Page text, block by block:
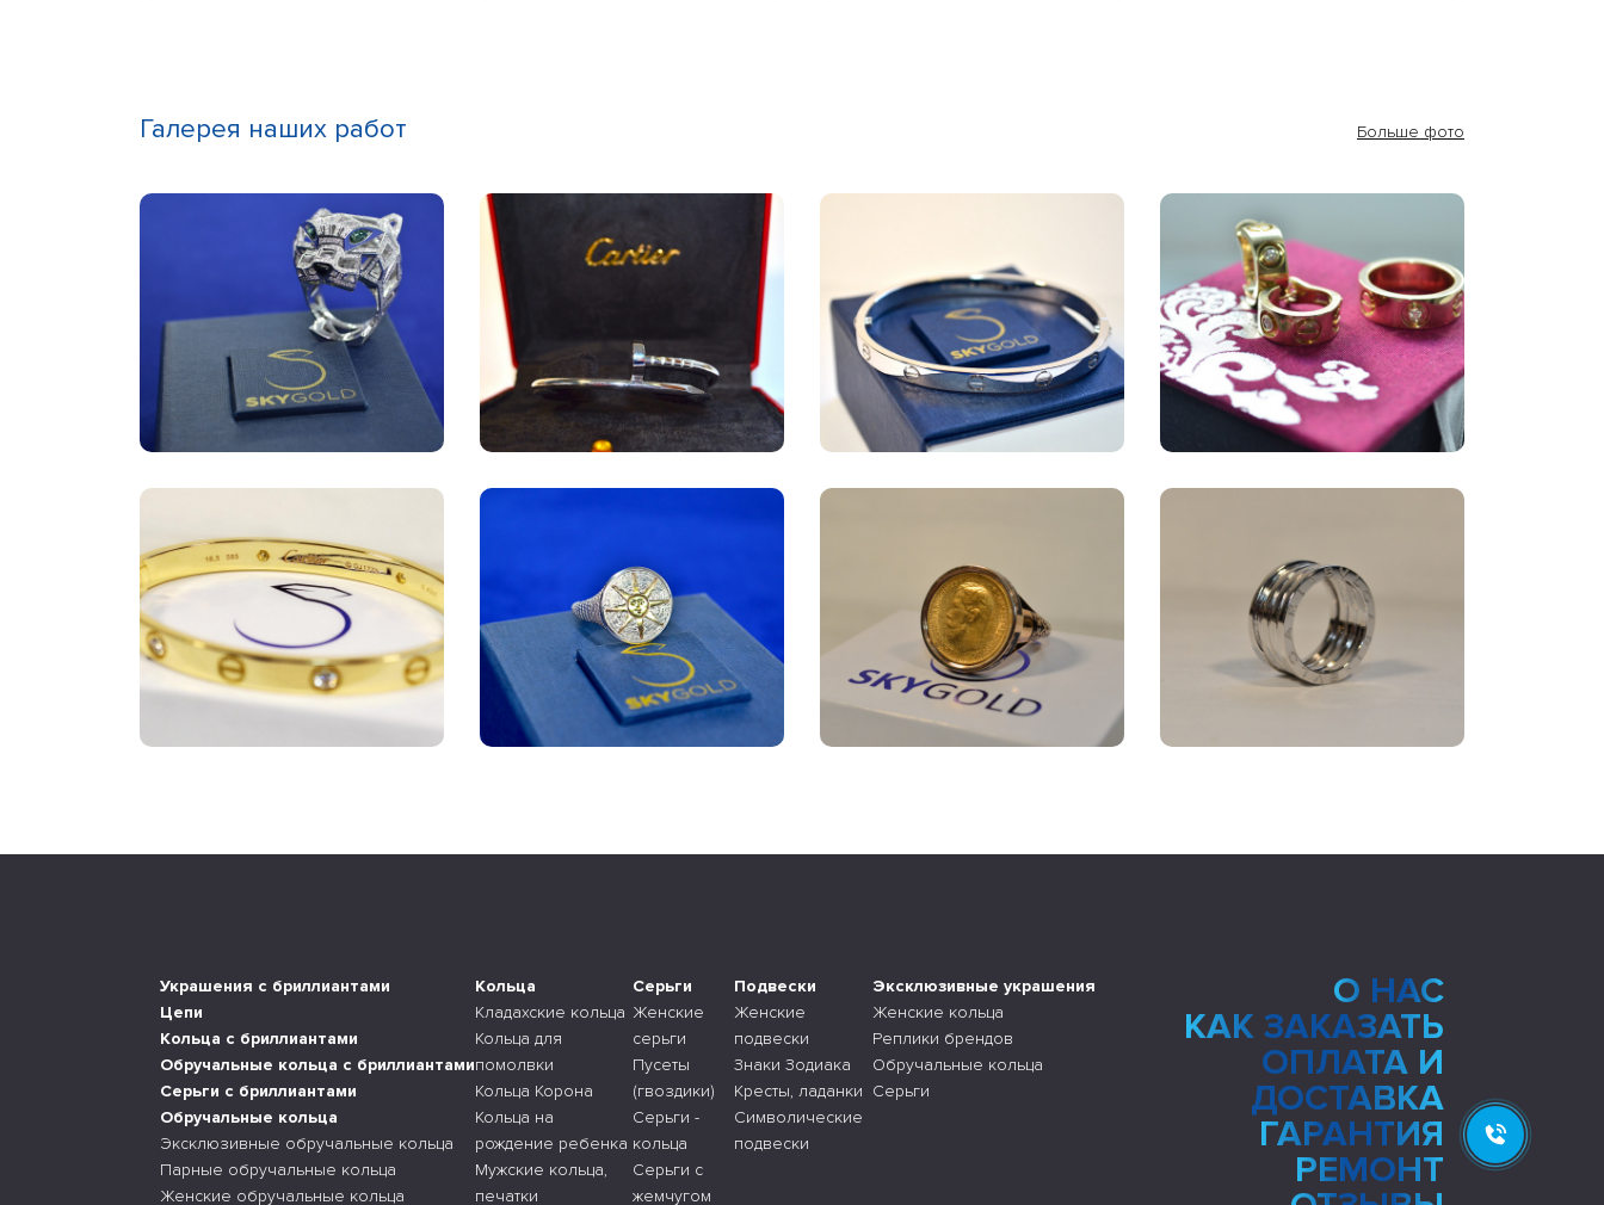
Галерея наших работ Больше фото
Украшения с бриллиантами
Цепи
Кольца с бриллиантами
Обручальные кольца с бриллиантами
Серьги с бриллиантами
Обручальные кольца
Эксклюзивные обручальные кольца
Парные обручальные кольца
Женские обручальные кольца
Кольца
Кладахские кольца
Кольца для
помолвки
Кольца Корона
Кольца на
рождение ребенка
Мужские кольца,
печатки
Серьги
Женские
серьги
Пусеты
(гвоздики)
Серьги -
кольца
Серьги с
жемчугом
Подвески
Женские
подвески
Знаки Зодиака
Кресты, ладанки
Символические
подвески
Эксклюзивные украшения
Женские кольца
Реплики брендов
Обручальные кольца
Серьги
О НАС
КАК ЗАКАЗАТЬ
ОПЛАТА И
ДОСТАВКА
ГАРАНТИЯ
РЕМОНТ